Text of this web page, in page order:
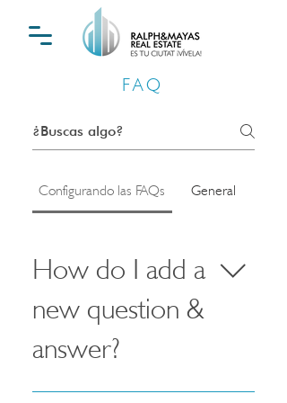
FAQ
Configurando las FAQs General
How do I add a
new question &
answer?
To add a new FAQ follow